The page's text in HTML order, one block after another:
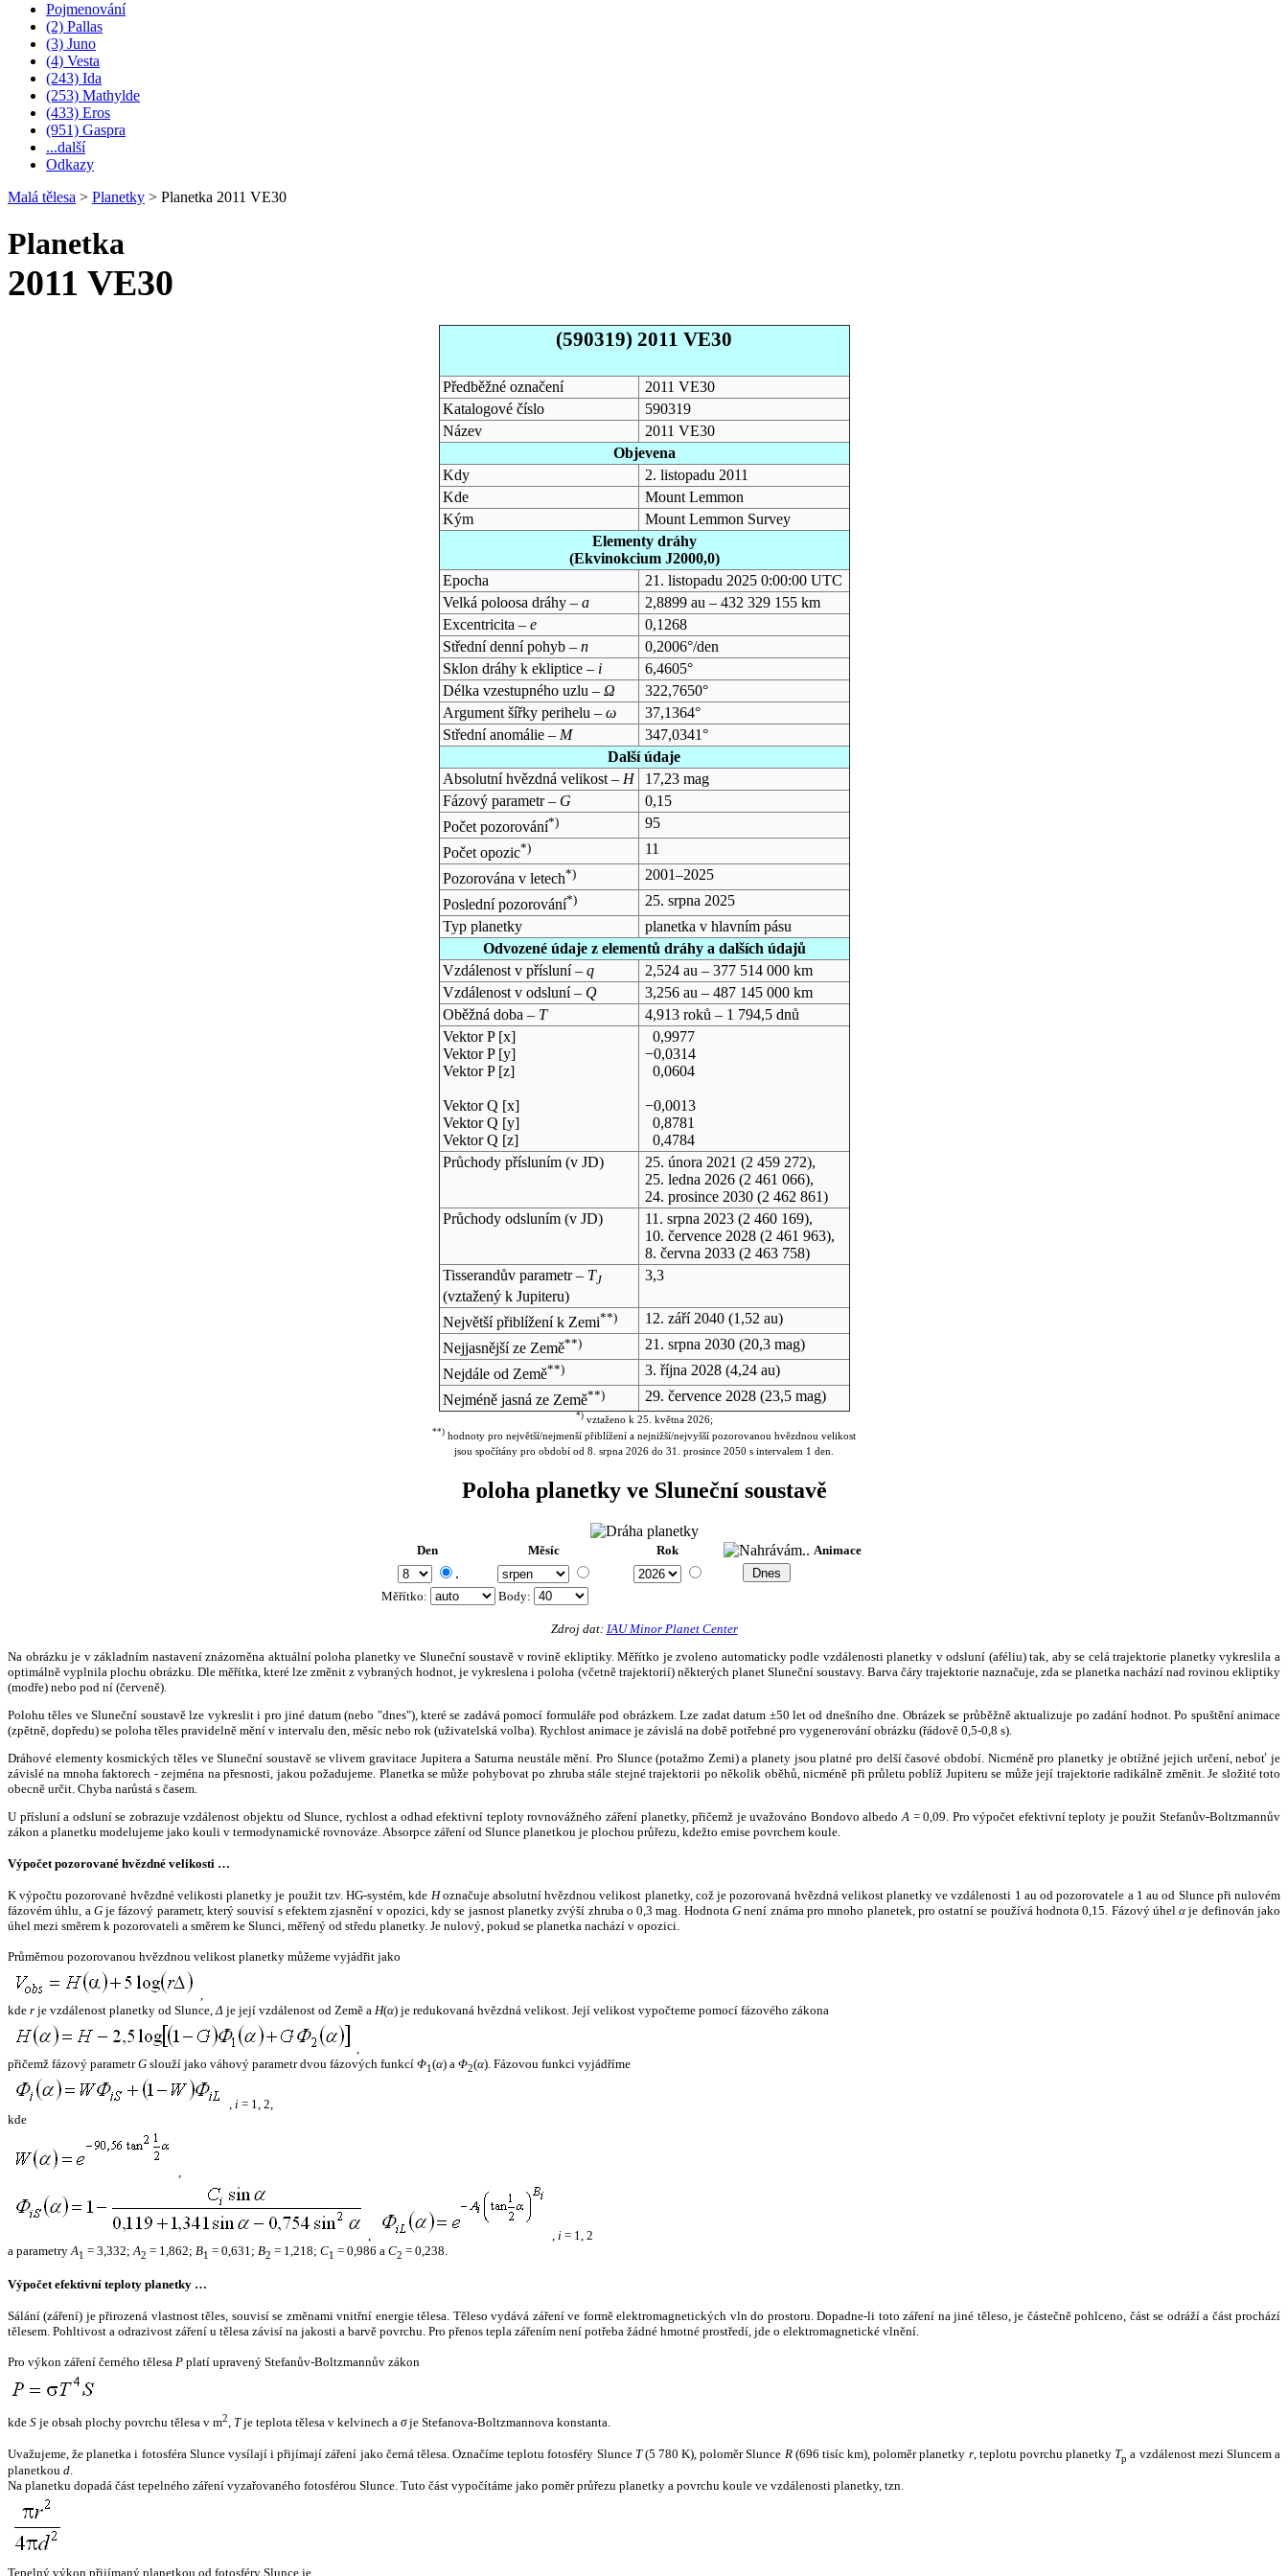
Pojmenování
(2) Pallas
(3) Juno
(4) Vesta
(243) Ida
(253) Mathylde
(433) Eros
(951) Gaspra
...další
Odkazy
Malá tělesa > Planetky > Planetka 2011 VE30
Planetka
2011 VE30
(590319) 2011 VE30
Předběžné označení
2011 VE30
Katalogové číslo
590319
Název
2011 VE30
Objevena
Kdy
2. listopadu 2011
Kde
Mount Lemmon
Kým
Mount Lemmon Survey
Elementy dráhy
(Ekvinokcium J2000,0)
Epocha
21. listopadu 2025 0:00:00 UTC
Velká poloosa dráhy – a
2,8899 au – 432 329 155 km
Excentricita – e
0,1268
Střední denní pohyb – n
0,2006°/den
Sklon dráhy k ekliptice – i
6,4605°
Délka vzestupného uzlu – Ω
322,7650°
Argument šířky perihelu – ω
37,1364°
Střední anomálie – M
347,0341°
Další údaje
Absolutní hvězdná velikost – H
17,23 mag
Fázový parametr – G
0,15
Počet pozorování*)
95
Počet opozic*)
11
Pozorována v letech*)
2001–2025
Poslední pozorování*)
25. srpna 2025
Typ planetky
planetka v hlavním pásu
Odvozené údaje z elementů dráhy a dalších údajů
Vzdálenost v přísluní – q
2,524 au – 377 514 000 km
Vzdálenost v odsluní – Q
3,256 au – 487 145 000 km
Oběžná doba – T
4,913 roků – 1 794,5 dnů
Vektor P [x]
Vektor P [y]
Vektor P [z]
Vektor Q [x]
Vektor Q [y]
Vektor Q [z]
0,9977
−0,0314
0,0604
−0,0013
0,8781
0,4784
Průchody přísluním (v JD) 25. února 2021 (2 459 272),
25. ledna 2026(2 461 066),
24. prosince 2030(2 462 861)
Průchody odsluním (v JD) 11. srpna 2023(2 460 169),
10. července 2028(2 461 963),
8. června 2033(2 463 758)
Tisserandův parametr – TJ
(vztažený k Jupiteru)
3,3
Největší přiblížení k Zemi**) 12. září 2040(1,52 au)
Nejjasnější ze Země**) 21. srpna 2030(20,3 mag)
Nejdále od Země**) 3. října 2028(4,24 au)
Nejméně jasná ze Země**) 29. července 2028(23,5 mag)
*)vztaženo k 25. května 2026;
**) hodnoty pro největší/nejmenší přiblížení a nejnižší/nejvyšší pozorovanou hvězdnou velikost
jsou spočítány pro období od 8. srpna 2026 do 31. prosince 2050 s intervalem 1 den.
Poloha planetky ve Sluneční soustavě
Den Měsíc Rok Animace
.
Měřítko: Body:
Zdroj dat: IAU Minor Planet Center
Na obrázku je v základním nastavení znázorněna aktuální poloha planetky ve Sluneční soustavě v rovině ekliptiky. Měřítko je zvoleno automaticky podle vzdálenosti planetky v odsluní (aféliu) tak, aby se celá trajektorie planetky vykreslila a
optimálně vyplnila plochu obrázku. Dle měřítka, které lze změnit z vybraných hodnot, je vykreslena i poloha (včetně trajektorií) některých planet Sluneční soustavy. Barva čáry trajektorie naznačuje, zda se planetka nachází nad rovinou ekliptiky
(modře) nebo pod ní (červeně).
Polohu těles ve Sluneční soustavě lze vykreslit i pro jiné datum (nebo "dnes"), které se zadává pomocí formuláře pod obrázkem. Lze zadat datum ±50 let od dnešního dne. Obrázek se průběžně aktualizuje po zadání hodnot. Po spuštění animace
(zpětně, dopředu) se poloha těles pravidelně mění v intervalu den, měsíc nebo rok (uživatelská volba). Rychlost animace je závislá na době potřebné pro vygenerování obrázku (řádově 0,5-0,8 s).
Dráhové elementy kosmických těles ve Sluneční soustavě se vlivem gravitace Jupitera a Saturna neustále mění. Pro Slunce (potažmo Zemi) a planety jsou platné pro delší časové období. Nicméně pro planetky je obtížné jejich určení, neboť je
závislé na mnoha faktorech - zejména na přesnosti, jakou požadujeme. Planetka se může pohybovat po zhruba stále stejné trajektorii po několik oběhů, nicméně při průletu poblíž Jupiteru se může její trajektorie radikálně změnit. Je složité toto
obecně určit. Chyba narůstá s časem.
U přísluní a odsluní se zobrazuje vzdálenost objektu od Slunce, rychlost a odhad efektivní teploty rovnovážného záření planetky, přičemž je uvažováno Bondovo albedo A = 0,09. Pro výpočet efektivní teploty je použit Stefanův-Boltzmannův
zákon a planetku modelujeme jako kouli v termodynamické rovnováze. Absorpce záření od Slunce planetkou je plochou průřezu, kdežto emise povrchem koule.
Výpočet pozorované hvězdné velikosti …
K výpočtu pozorované hvězdné velikosti planetky je použit tzv. HG-systém, kde Hoznačuje absolutní hvězdnou velikost planetky, což je pozorovaná hvězdná velikost planetky ve vzdálenosti 1 au od pozorovatele a 1 au od Slunce při nulovém
fázovém úhlu, a Gje fázový parametr, který souvisí s efektem zjasnění v opozici, kdy se jasnost planetky zvýší zhruba o 0,3 mag. HodnotaG není známa pro mnoho planetek, pro ostatní se používá hodnota 0,15. Fázový úhelα je definován jako
úhel mezi směrem k pozorovateli a směrem ke Slunci, měřený od středu planetky. Je nulový, pokud se planetka nachází v opozici.
Průměrnou pozorovanou hvězdnou velikost planetky můžeme vyjádřit jako
,
kde r je vzdálenost planetky od Slunce,Δ je její vzdálenost od Země a H(α) je redukovaná hvězdná velikost. Její velikost vypočteme pomocí fázového zákona
,
přičemž fázový parametrG slouží jako váhový parametr dvou fázových funkcí Φ1(α) a Φ2(α). Fázovou funkci vyjádříme
, i = 1, 2,
kde
,
, , i = 1, 2
a parametryA1 = 3,332;A2 = 1,862; B1 = 0,631; B2 = 1,218; C1 = 0,986 a C2 = 0,238.
Výpočet efektivní teploty planetky …
Sálání (záření) je přirozená vlastnost těles, souvisí se změnami vnitřní energie tělesa. Těleso vydává záření ve formě elektromagnetických vln do prostoru. Dopadne-li toto záření na jiné těleso, je částečně pohlceno, část se odráží a část prochází
tělesem. Pohltivost a odrazivost záření u tělesa závisí na jakosti a barvě povrchu. Pro přenos tepla zářením není potřeba žádné hmotné prostředí, jde o elektromagnetické vlnění.
Pro výkon záření černého tělesa P platí upravený Stefanův-Boltzmannův zákon
kde S je obsah plochy povrchu tělesa v m2, Tje teplota tělesa v kelvinech a σje Stefanova-Boltzmannova konstanta.
Uvažujeme, že planetka i fotosféra Slunce vysílají i přijímají záření jako černá tělesa. Označíme teplotu fotosféry Slunce T(5 780 K), poloměr Slunce R(696 tisíc km), poloměr planetky r, teplotu povrchu planetky Tp a vzdálenost mezi Sluncem a
planetkou d.
Na planetku dopadá část tepelného záření vyzařovaného fotosférou Slunce. Tuto část vypočítáme jako poměr průřezu planetky a povrchu koule ve vzdálenosti planetky, tzn.
Tepelný výkon přijímaný planetkou od fotosféry Slunce je